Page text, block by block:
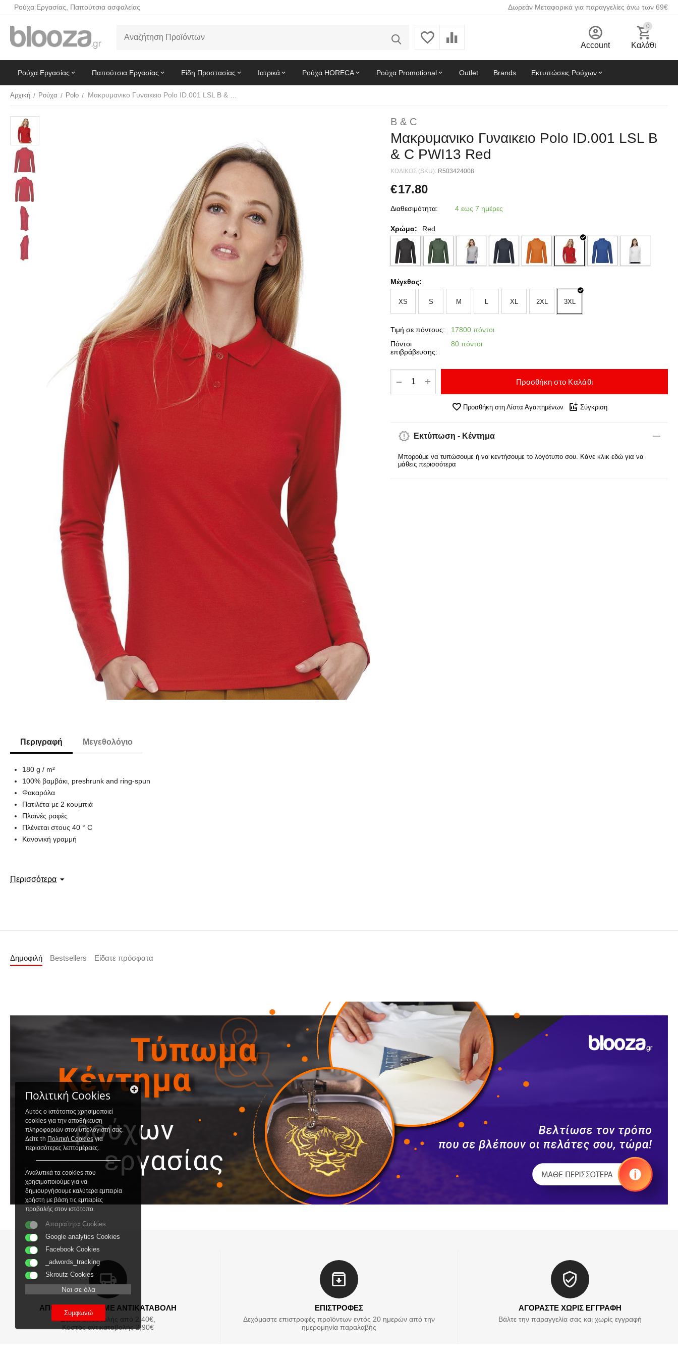
Ρούχα Εργασίας, Παπούτσια ασφαλείας Δωρεάν Μεταφορικά για παραγγελίες άνω των 69€
Account
0
Καλάθι
Ρούχα Εργασίας Παπούτσια Εργασίας Είδη Προστασίας Ιατρικά Ρούχα HORECA Ρούχα Promotional Outlet Brands Εκτυπώσεις Ρούχων
Αρχική / Ρούχα / Polo /
B & C
Μακρυμανικο Γυναικειο Polo ID.001 LSL B
& C PWI13 Red
ΚΩΔΙΚΟΣ (SKU): R503424008
€17.80
Διαθεσιμότητα: 4 εως 7 ημέρες
Χρώμα: Red
Μέγεθος:
XS S M L XL 2XL 3XL
Τιμή σε πόντους:
17800 πόντοι
Πόντοι
επιβράβευσης:
80 πόντοι
+
− Προσθήκη στο Καλάθι
Προσθήκη στη Λίστα Αγαπημένων Σύγκριση
Εκτύπωση - Κέντημα
Μπορούμε να τυπώσουμε ή να κεντήσουμε το λογότυπο σου. Κάνε κλικ εδώ για να
μάθεις περισσότερα
Περιγραφή Μεγεθολόγιο
180 g / m²
100% βαμβάκι, preshrunk and ring-spun
Φακαρόλα
Πατιλέτα με 2 κουμπιά
Πλαϊνές ραφές
Πλένεται στους 40 ° C
Κανονική γραμμή
Περισσότερα
Δημοφιλή Bestsellers Είδατε πρόσφατα
ΑΠΟΣΤΟΛΕΣ ΚΑΙ ΜΕ ΑΝΤΙΚΑΤΑΒΟΛΗ
Εξοδα αποστολής από 2,40€,
Κόστος αντικαταβολής 2,90€
ΕΠΙΣΤΡΟΦΕΣ
Δεχόμαστε επιστροφές προϊόντων εντός 20 ημερών από την
ημερομηνία παραλαβής
ΑΓΟΡΑΣΤΕ ΧΩΡΙΣ ΕΓΓΡΑΦΗ
Βάλτε την παραγγελία σας και χωρίς εγγραφή
Πολιτική Cookies
Αυτός ο ιστότοπος χρησιμοποιεί
cookies για την αποθήκευση
πληροφοριών στον υπολογιστή σας.
Δείτε τh Πολιτκή Cookiesγια
περισσότερες λεπτομέρειες.
Αναλυτικά τα cookies που
χρησιμοποιούμε για να
δημιουργήσουμε καλύτερα εμπειρία
χρήστη με βάση τις εμπειρίες
προβολής στον ιστότοπο.
Απαραίτητα Cookies
Google analytics Cookies
Facebook Cookies
_adwords_tracking
Skroutz Cookies
Ναι σε όλα
Συμφωνώ